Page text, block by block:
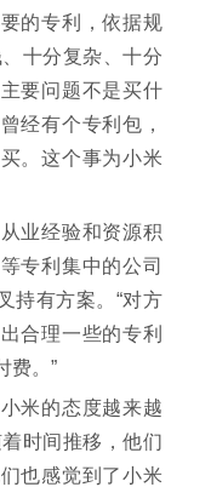
的专利，依据规
十分复杂、十分
要问题不是买什
经有个专利包，
。这个事为小米
业经验和资源积
专利集中的公司
持有方案。“对方
合理一些的专利
费。”
米的态度越来越
时间推移，他们
也感觉到了小米